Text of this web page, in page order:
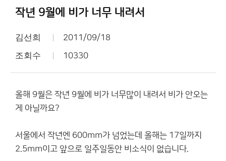
작년 9월에 비가 너무 내려서
김선희 2011/09/18
조회수 10330
올해 9월은 작년 9월에 비가 너무많이 내려서 비가 안오는
게 아닐까요?
서울에서 작년엔 600mm가 넘었는데 올해는 17일까지
2.5mm이고 앞으로 일주일동안 비소식이 없습니다.